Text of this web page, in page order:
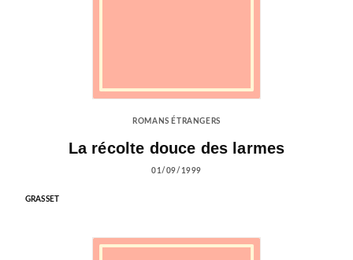
ROMANS ÉTRANGERS
La récolte douce des larmes
01/09/1999
GRASSET